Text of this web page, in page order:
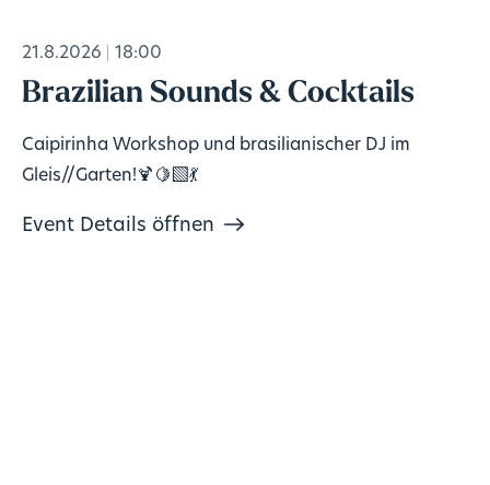
21.8.2026 18:00
Brazilian Sounds & Cocktails
Caipirinha Workshop und brasilianischer DJ im
Gleis//Garten!🍹🍋‍🟩💃
Event Details öffnen